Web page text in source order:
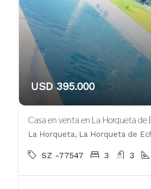
USD 395.000
Casa en venta en La Horqueta
SZ -77547 3 3